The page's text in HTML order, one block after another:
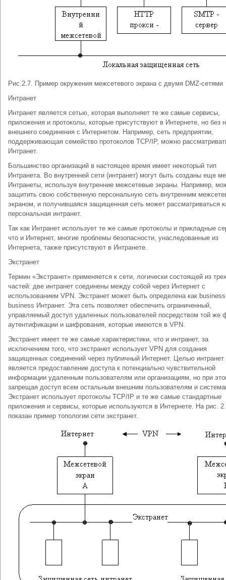
Рис.2.7. Пример окружения межсетевого экрана с двумя DMZ-сетями
Интранет
Интранет является сетью, которая выполняет те же самые сервисы,
приложения и протоколы, которые присутствуют в Интернете, но без
внешнего соединения с Интернетом. Например, сеть предприятии,
поддерживающая семейство протоколов TCP/IP, можно
Интранет.
Большинство организаций в настоящее время имеет некоторый тип
Интранета. Во внутренней сети (интранет) могут быть созданы еще
Интранеты, используя внутренние межсетевые экраны. Например,
защитить свою собственную персональную сеть внутренним
экраном, и получившаяся защищенная сеть может рассматриваться
персональная интранет.
Так как Интранет использует те же самые протоколы и прикладные
что и Интернет, многие проблемы безопасности, унаследованные из
Интернета, также присутствуют в Интранете.
Экстранет
Термин «Экстранет» применяется к сети, логически состоящей из
частей: две интранет соединены между собой через Интернет с
использованием VPN. Экстранет может быть определена как
business Интранет. Эта сеть позволяет обеспечить ограниченный,
управляемый доступ удаленных пользователей посредством той же
аутентификации и шифрования, которые имеются в VPN.
Экстранет имеет те же самые характеристики, что и интранет, за
исключением того, что экстранет использует VPN для создания
защищенных соединений через публичный Интернет. Целью интранет
является предоставление доступа к потенциально чувствительной
информации удаленным пользователям или организациям, но при
запрещая доступ всем остальным внешним пользователям и
Экстранет использует протоколы TCP/IP и те же самые стандартные
приложения и сервисы, которые используются в Интернете. На рис.
показан пример топологии сети экстранет.